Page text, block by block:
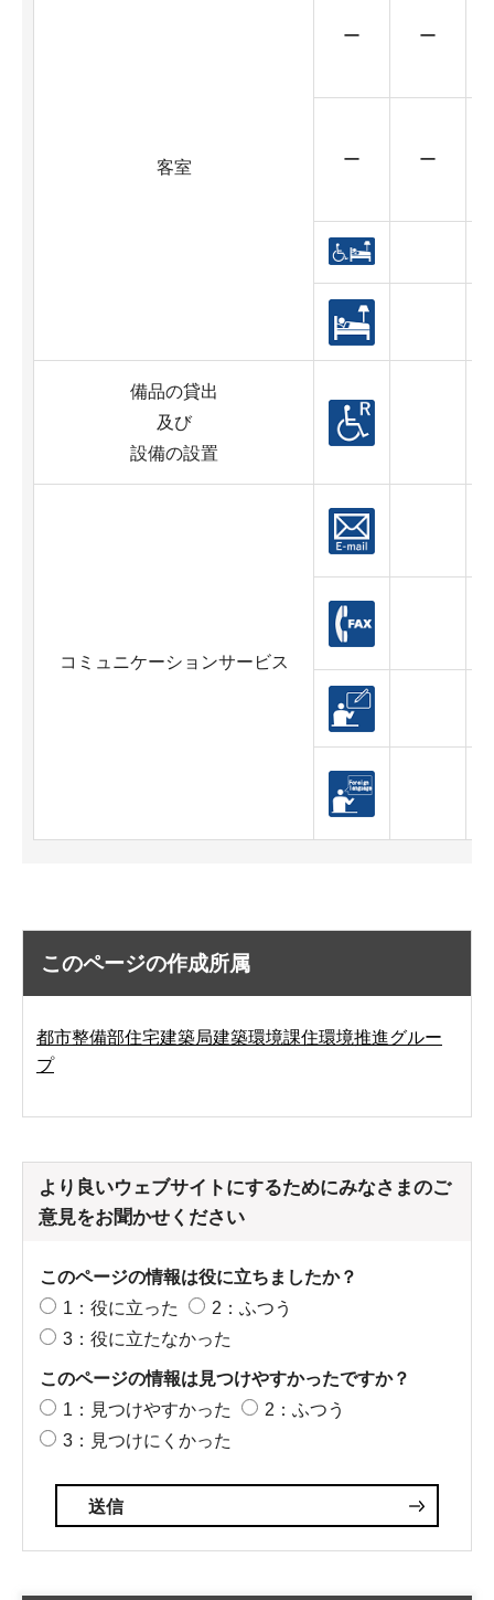
客室
ー ー
ー ー
備品の貸出
及び
設備の設置
コミュニケーションサービス
このページの作成所属
都市整備部住宅建築局建築環境課住環境推進グルー
プ
より良いウェブサイトにするためにみなさまのご
意見をお聞かせください
このページの情報は役に立ちましたか？
1：役に立った
2：ふつう
3：役に立たなかった
このページの情報は見つけやすかったですか？
1：見つけやすかった
2：ふつう
3：見つけにくかった